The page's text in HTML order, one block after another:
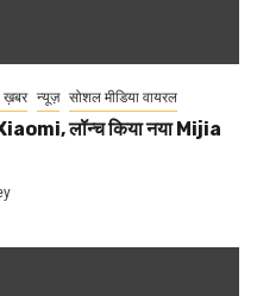
ख़बर न्यूज़ सोशल मीडिया वायरल
लॉन्च किया नया Mijia